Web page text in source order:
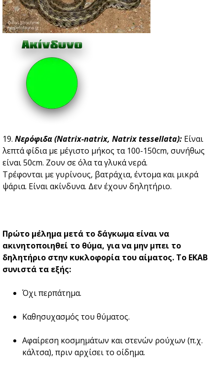
19. Νερόφιδα (Natrix-natrix, Natrix tessellata): Είναι
λεπτά φίδια με μέγιστο μήκος τα 100-150cm, συνήθως
είναι 50cm. Zουν σε όλα τα γλυκά νερά.
Τρέφονται με γυρίνους, βατράχια, έντομα και μικρά
ψάρια. Είναι ακίνδυνα. Δεν έχουν δηλητήριο.
Πρώτο μέλημα μετά το δάγκωμα είναι να
ακινητοποιηθεί το θύμα, για να μην μπει το
δηλητήριο στην κυκλοφορία του αίματος. Το ΕΚΑΒ
συνιστά τα εξής:
Όχι περπάτημα.
Καθησυχασμός του θύματος.
Αφαίρεση κοσμημάτων και στενών ρούχων (π.χ.
κάλτσα), πριν αρχίσει το οίδημα.